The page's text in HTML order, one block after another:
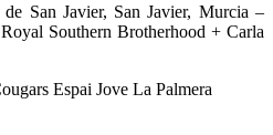
San Javier, San Javier, Murcia –
Southern Brotherhood + Carla
Espai Jove La Palmera